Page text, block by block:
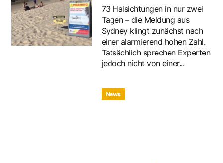
73 Haisichtungen in nur zwei
Tagen – die Meldung aus
Sydney klingt zunächst nach
einer alarmierend hohen Zahl.
Tatsächlich sprechen Experten
jedoch nicht von einer...
News